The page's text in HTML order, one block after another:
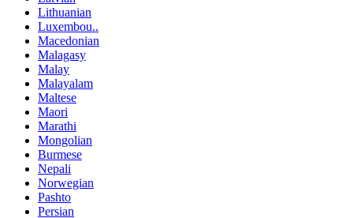
Lithuanian
Luxembou..
Macedonian
Malagasy
Malay
Malayalam
Maltese
Maori
Marathi
Mongolian
Burmese
Nepali
Norwegian
Pashto
Persian